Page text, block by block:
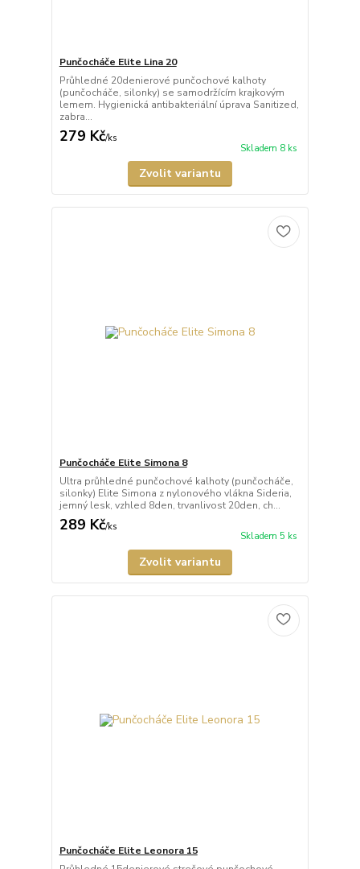
Punčocháče Elite Lina 20
Průhledné 20denierové punčochové kalhoty
(punčocháče, silonky) se samodržícím krajkovým
lemem. Hygienická antibakteriální úprava Sanitized,
zabra...
279 Kč/ks
Skladem 8 ks
Zvolit variantu
Punčocháče Elite Simona 8
Ultra průhledné punčochové kalhoty (punčocháče,
silonky) Elite Simona z nylonového vlákna Sideria,
jemný lesk, vzhled 8den, trvanlivost 20den, ch...
289 Kč/ks
Skladem 5 ks
Zvolit variantu
Punčocháče Elite Leonora 15